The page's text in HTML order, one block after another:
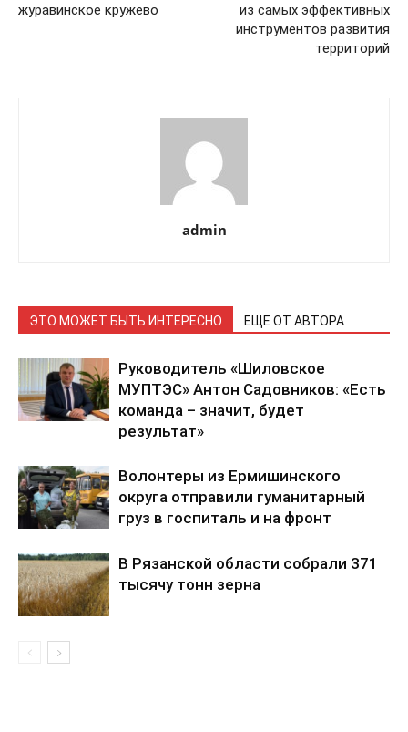
журавинское кружево
из самых эффективных
инструментов развития
территорий
admin
ЭТО МОЖЕТ БЫТЬ ИНТЕРЕСНО ЕЩЕ ОТ АВТОРА
Руководитель «Шиловское
МУПТЭС» Антон Садовников: «Есть
команда – значит, будет
результат»
Волонтеры из Ермишинского
округа отправили гуманитарный
груз в госпиталь и на фронт
В Рязанской области собрали 371
тысячу тонн зерна